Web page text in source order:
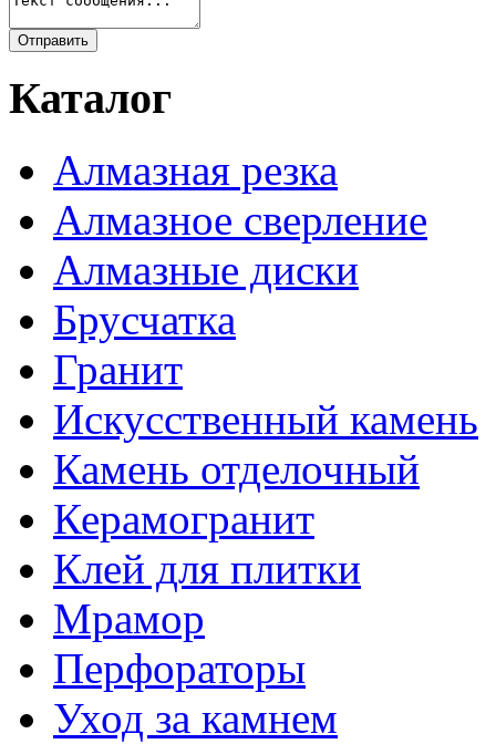
Каталог
Алмазная резка
Алмазное сверление
Алмазные диски
Брусчатка
Гранит
Искусственный камень
Камень отделочный
Керамогранит
Клей для плитки
Мрамор
Перфораторы
Уход за камнем